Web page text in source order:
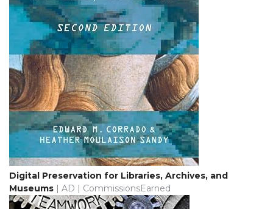
Digital Preservation for Libraries, Archives, and
Museums | AD | CommissionsEarned